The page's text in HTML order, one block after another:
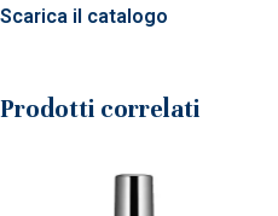
Scarica il catalogo
Prodotti correlati